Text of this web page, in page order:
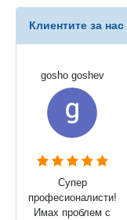
Клиентите за нас
gosho goshev
Супер
професионалисти!
Имах проблем с